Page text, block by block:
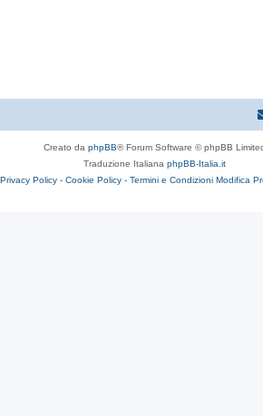
Creato da phpBB® Forum Software © phpBB
Traduzione Italiana phpBB-Italia.it
Privacy Policy - Cookie Policy - Termini e Condizioni Modifica